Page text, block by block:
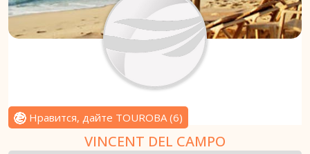
Нравится, дайте TOUROBA (6)
VINCENT DEL CAMPO